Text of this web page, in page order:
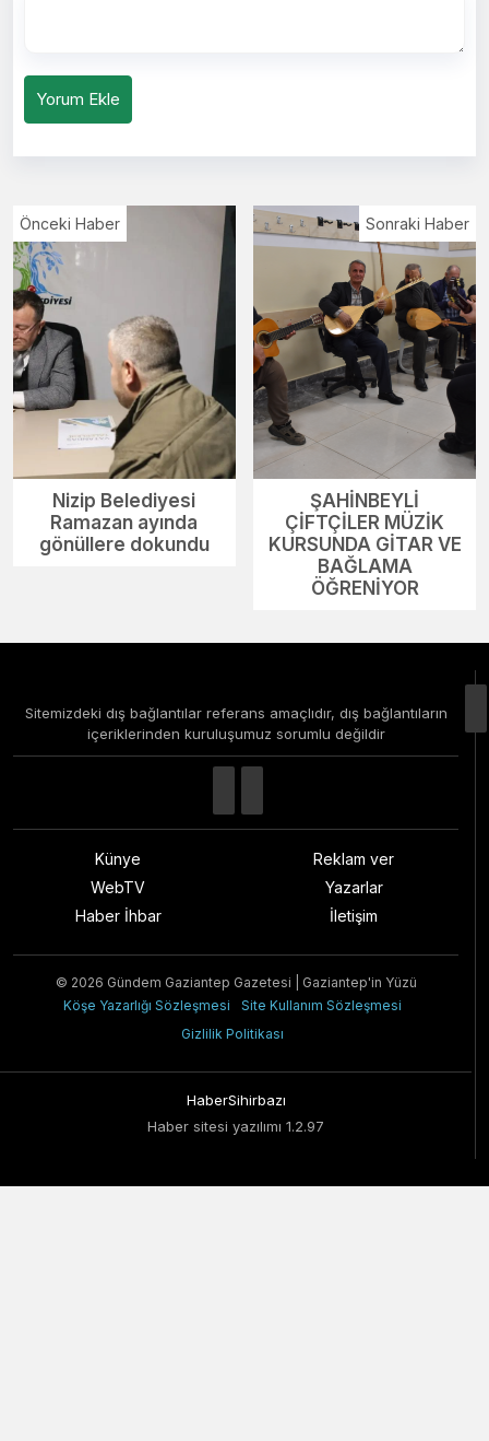
Yorum Ekle
Önceki Haber
Nizip Belediyesi
Ramazan ayında
gönüllere dokundu
Sonraki Haber
ŞAHİNBEYLİ
ÇİFTÇİLER MÜZİK
KURSUNDA GİTAR VE
BAĞLAMA
ÖĞRENİYOR
Sitemizdeki dış bağlantılar referans amaçlıdır, dış bağlantıların
içeriklerinden kuruluşumuz sorumlu değildir
Künye
WebTV
Haber İhbar
Reklam ver
Yazarlar
İletişim
© 2026 Gündem Gaziantep Gazetesi | Gaziantep'in Yüzü
Köşe Yazarlığı Sözleşmesi
Site Kullanım Sözleşmesi
Gizlilik Politikası
HaberSihirbazı
Haber sitesi yazılımı 1.2.97